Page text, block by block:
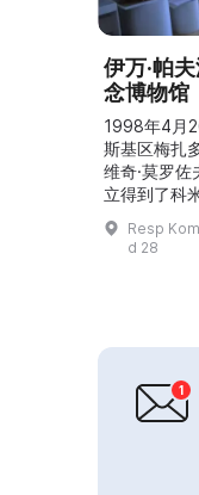
伊万·帕
念博物馆
1998年4月
斯基区梅扎
维奇·莫罗
立得到了科
罗佐夫命名
斯基区管理
这里会举行
2018年4月
Resp
d 28